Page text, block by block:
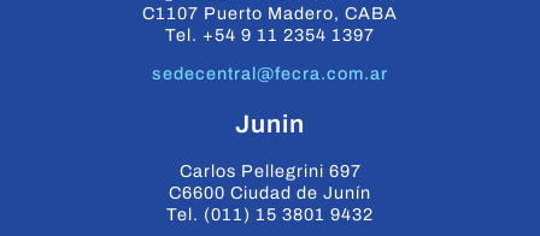
C1107 Puerto Madero, CABA
Tel. +54 9 11 2354 1397
sedecentral@fecra.com.ar
Junin
Carlos Pellegrini 697
C6600 Ciudad de Junín
Tel. (011) 15 3801 9432